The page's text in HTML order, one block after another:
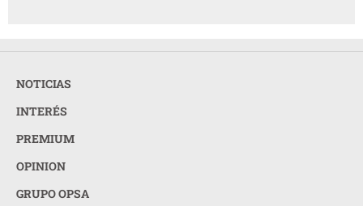
NOTICIAS
INTERÉS
PREMIUM
OPINION
GRUPO OPSA